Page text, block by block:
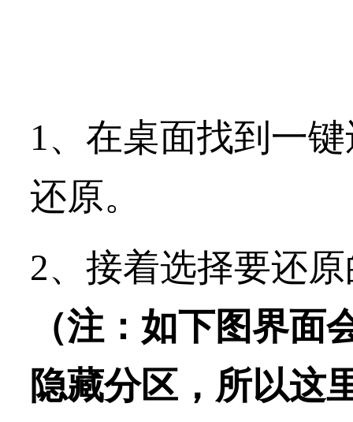
1、在桌面找到一
还原。
2、接着选择要还
（注：如下图界
隐藏分区，所以这